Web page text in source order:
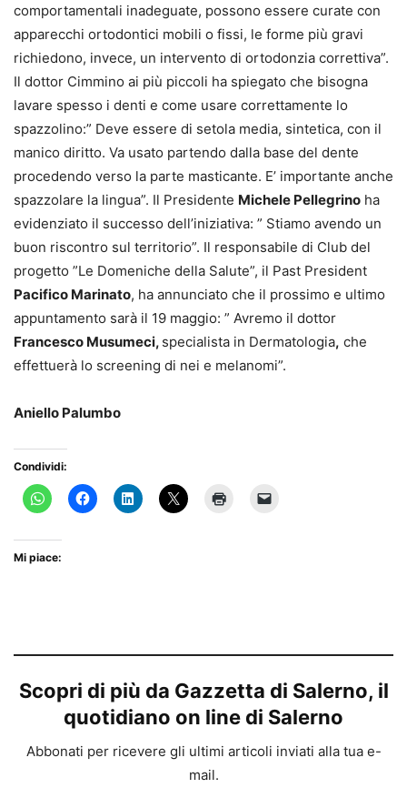
comportamentali inadeguate, possono essere curate con
apparecchi ortodontici mobili o fissi, le forme più gravi
richiedono, invece, un intervento di ortodonzia correttiva”.
Il dottor Cimmino ai più piccoli ha spiegato che bisogna
lavare spesso i denti e come usare correttamente lo
spazzolino:” Deve essere di setola media, sintetica, con il
manico diritto. Va usato partendo dalla base del dente
procedendo verso la parte masticante. E’ importante anche
spazzolare la lingua”. Il Presidente Michele Pellegrino ha
evidenziato il successo dell’iniziativa: ” Stiamo avendo un
buon riscontro sul territorio”. Il responsabile di Club del
progetto ”Le Domeniche della Salute”, il Past President
Pacifico Marinato, ha annunciato che il prossimo e ultimo
appuntamento sarà il 19 maggio: ” Avremo il dottor
Francesco Musumeci, specialista in Dermatologia, che
effettuerà lo screening di nei e melanomi”.
Aniello Palumbo
Condividi:
Mi piace:
Scopri di più da Gazzetta di Salerno, il
quotidiano on line di Salerno
Abbonati per ricevere gli ultimi articoli inviati alla tua e-
mail.